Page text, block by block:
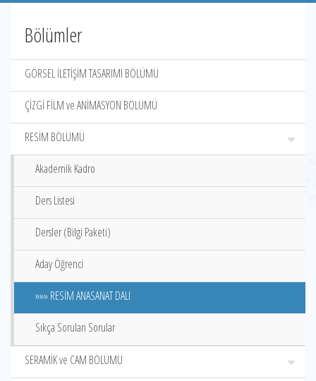
Bölümler
GÖRSEL İLETİŞİM TASARIMI BÖLÜMÜ
ÇİZGİ FİLM ve ANİMASYON BÖLÜMÜ
RESİM BÖLÜMÜ
Akademik Kadro
Ders Listesi
Dersler (Bilgi Paketi)
Aday Öğrenci
»»» RESİM ANASANAT DALI
Sıkça Sorulan Sorular
SERAMİK ve CAM BÖLÜMÜ